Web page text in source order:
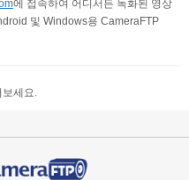
에 접속하여 어디서든 녹화된 영상
및 Windows용 CameraFTP
세요.